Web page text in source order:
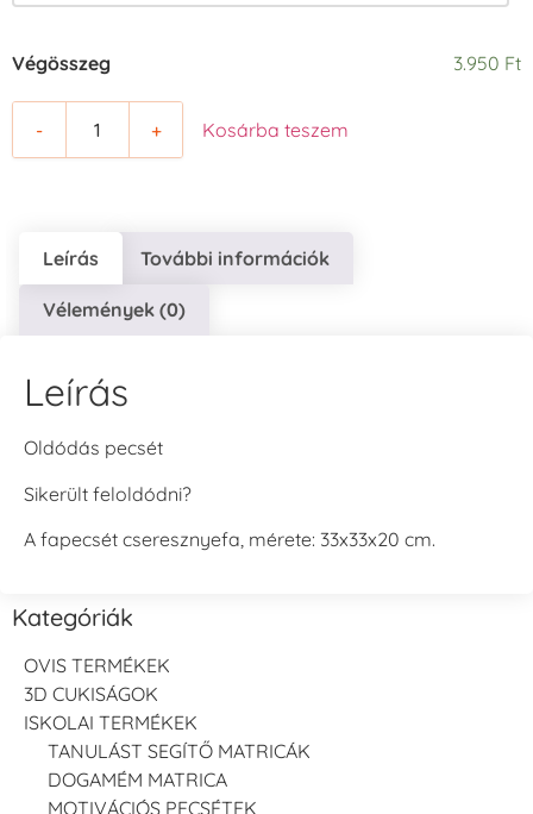
Végösszeg 3.950 Ft
- + Kosárba teszem
Leírás További információk
Vélemények (0)
Leírás
Oldódás pecsét
Sikerült feloldódni?
A fapecsét cseresznyefa, mérete: 33x33x20 cm.
Kategóriák
OVIS TERMÉKEK
3D CUKISÁGOK
ISKOLAI TERMÉKEK
TANULÁST SEGÍTŐ MATRICÁK
DOGAMÉM MATRICA
MOTIVÁCIÓS PECSÉTEK